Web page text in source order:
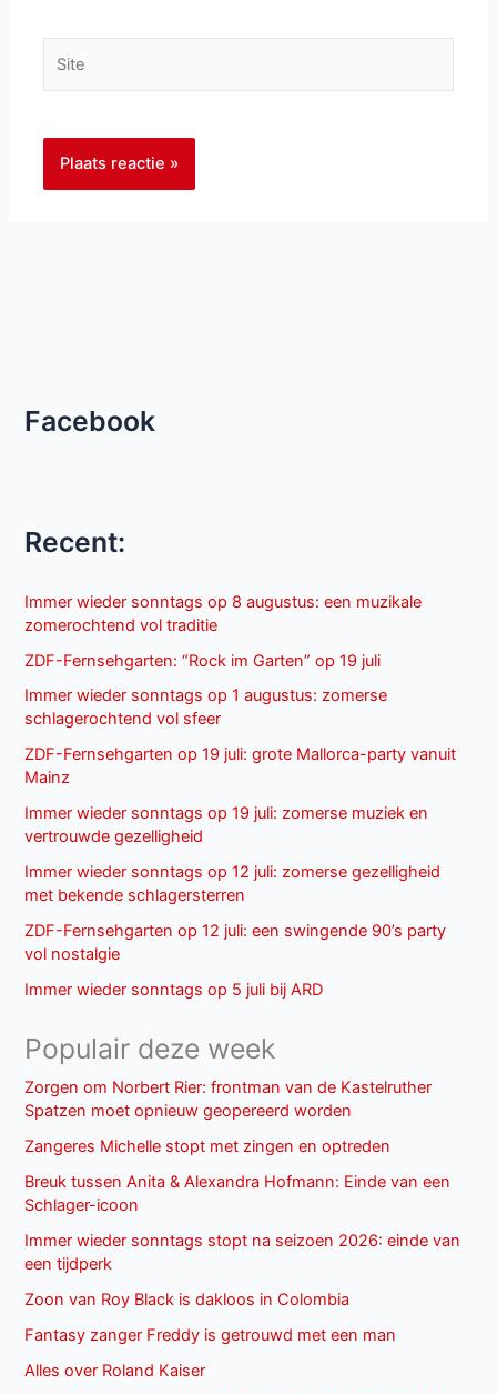
Facebook
Recent:
Immer wieder sonntags op 8 augustus: een muzikale
zomerochtend vol traditie
ZDF-Fernsehgarten: “Rock im Garten” op 19 juli
Immer wieder sonntags op 1 augustus: zomerse
schlagerochtend vol sfeer
ZDF-Fernsehgarten op 19 juli: grote Mallorca-party vanuit
Mainz
Immer wieder sonntags op 19 juli: zomerse muziek en
vertrouwde gezelligheid
Immer wieder sonntags op 12 juli: zomerse gezelligheid
met bekende schlagersterren
ZDF-Fernsehgarten op 12 juli: een swingende 90’s party
vol nostalgie
Immer wieder sonntags op 5 juli bij ARD
Populair deze week
Zorgen om Norbert Rier: frontman van de Kastelruther
Spatzen moet opnieuw geopereerd worden
Zangeres Michelle stopt met zingen en optreden
Breuk tussen Anita & Alexandra Hofmann: Einde van een
Schlager-icoon
Immer wieder sonntags stopt na seizoen 2026: einde van
een tijdperk
Zoon van Roy Black is dakloos in Colombia
Fantasy zanger Freddy is getrouwd met een man
Alles over Roland Kaiser